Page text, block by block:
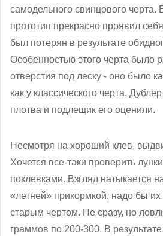
самодельного свинцового черта.
прототип прекрасно проявил
был потерян в результате
Особенностью этого черта было
отверстия под леску - оно было
как у классического черта.
плотва и подлещик его оценили.
Несмотря на хороший клев,
Хочется все-таки проверить
поклевками. Взгляд натыкается
«летней» прикормкой, надо бы
старым чертом. Не сразу, но
граммов по 200-300. В